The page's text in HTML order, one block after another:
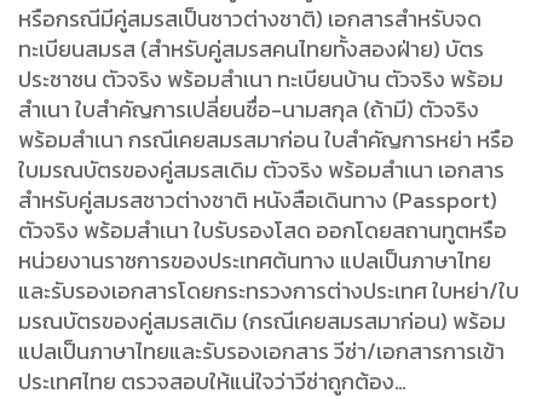
หรือกรณีมีคู่สมรสเป็นชาวต่างชาติ) เอกสารสำหรับจด
ทะเบียนสมรส (สำหรับคู่สมรสคนไทยทั้งสองฝ่าย) บัตร
ประชาชน ตัวจริง พร้อมสำเนา ทะเบียนบ้าน ตัวจริง พร้อม
สำเนา ใบสำคัญการเปลี่ยนชื่อ-นามสกุล (ถ้ามี) ตัวจริง
พร้อมสำเนา กรณีเคยสมรสมาก่อน ใบสำคัญการหย่า หรือ
ใบมรณบัตรของคู่สมรสเดิม ตัวจริง พร้อมสำเนา เอกสาร
สำหรับคู่สมรสชาวต่างชาติ หนังสือเดินทาง (Passport)
ตัวจริง พร้อมสำเนา ใบรับรองโสด ออกโดยสถานทูตหรือ
หน่วยงานราชการของประเทศต้นทาง แปลเป็นภาษาไทย
และรับรองเอกสารโดยกระทรวงการต่างประเทศ ใบหย่า/ใบ
มรณบัตรของคู่สมรสเดิม (กรณีเคยสมรสมาก่อน) พร้อม
แปลเป็นภาษาไทยและรับรองเอกสาร วีซ่า/เอกสารการเข้า
ประเทศไทย ตรวจสอบให้แน่ใจว่าวีซ่าถูกต้อง…